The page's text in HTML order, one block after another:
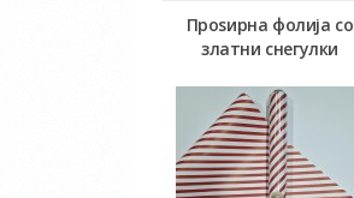
Проѕирна фолија со
златни снегулки
Во кошничка